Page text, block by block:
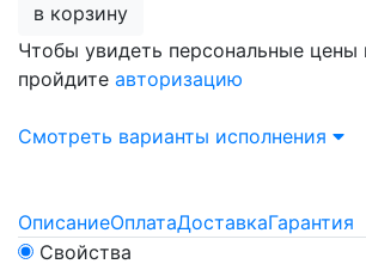
в корзину
Чтобы увидеть персональные цены
пройдите авторизацию
Смотреть варианты исполнения
ОписаниеОплатаДоставкаГарантия
Свойства